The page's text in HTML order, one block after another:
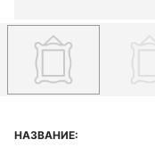
НАЗВАНИЕ: